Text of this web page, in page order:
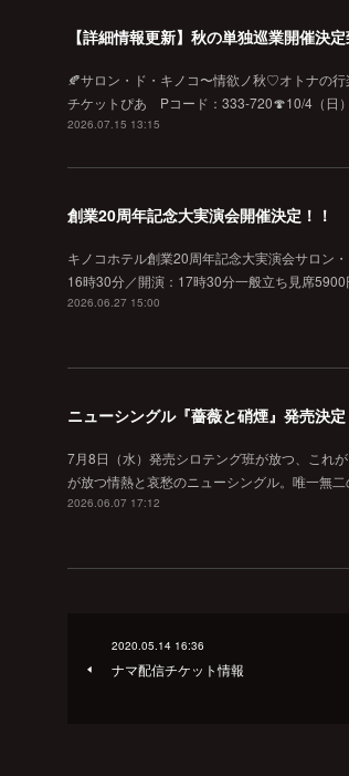
【詳細情報更新】秋の単独巡業開催決
🍂サロン・ド・キノコ〜情欲ノ秋♡オトナの
チケットぴあ Pコード：333-720🍄10/4（日
2026.07.15 13:15
創業20周年記念大実演会開催決定！！
キノコホテル創業20周年記念大実演会サロン
16時30分／開演：17時30分一般立ち見席
2026.06.27 15:00
ニューシングル『薔薇と硝煙』発売決定
7月8日（水）発売シロテング班が放つ、これ
が放つ情熱と哀愁のニューシングル。唯一無
2026.06.07 17:12
2020.05.14 16:36
ナマ配信チケット情報